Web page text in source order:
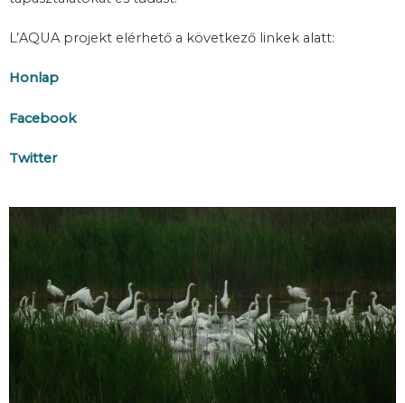
L’AQUA projekt elérhető a következő linkek alatt:
Honlap
Facebook
Twitter